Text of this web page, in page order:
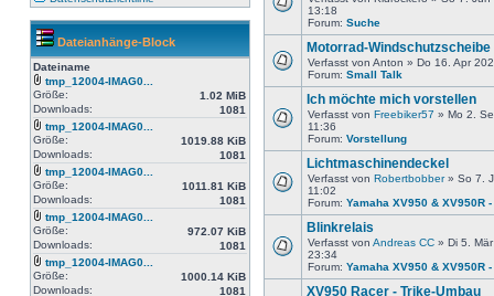
Dateianhänge-Block
Dateiname
tmp_12004-IMAG0...
Größe:
1.02 MiB
Downloads:
1081
tmp_12004-IMAG0...
Größe:
1019.88 KiB
Downloads:
1081
tmp_12004-IMAG0...
Größe:
1011.81 KiB
Downloads:
1081
tmp_12004-IMAG0...
Größe:
972.07 KiB
Downloads:
1081
tmp_12004-IMAG0...
Größe:
1000.14 KiB
Downloads:
1081
13:18
Forum: Suche
Motorrad-Windschutzscheibe
Verfasst von Anton » Do 16. Apr
Forum: Small Talk
Ich möchte mich vorstellen
Verfasst von Freebiker57 » Mo 2.
11:36
Forum: Vorstellung
Lichtmaschinendeckel
Verfasst von Robertbobber» So 7.
11:02
Forum: Yamaha XV950 & XV950R
Blinkrelais
Verfasst von Andreas CC » Di 5.
23:34
Forum: Yamaha XV950 & XV950R
XV950 Racer - Trike-Umbau